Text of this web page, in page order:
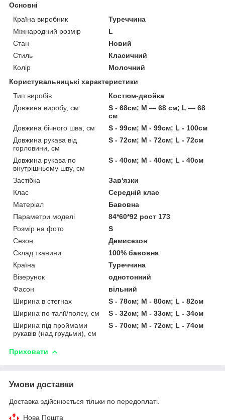
Основні
Країна виробник
Туреччина
Міжнародний розмір
L
Стан
Новий
Стиль
Класичний
Колір
Молочний
Користувальницькі характеристики
Тип виробів
Костюм-двойка
Довжина виробу, см
S - 68см; M — 68 см; L — 68
см
Довжина бічного шва, см
S - 99см; M - 99см; L - 100см
Довжина рукава від
горловини, см
S - 72см; M - 72см; L - 72см
Довжина рукава по
внутрішньому шву, см
S - 40см; M - 40см; L - 40см
Застібка
Зав'язки
Клас
Середній клас
Матеріал
Бавовна
Параметри моделі
84*60*92 рост 173
Розмір на фото
S
Сезон
Демисезон
Склад тканини
100% бавовна
Країна
Туреччина
Візерунок
однотонний
Фасон
вільний
Ширина в стегнах
S - 78см; M - 80см; L - 82см
Ширина по талії/поясу, см
S - 32см; M - 33см; L - 34см
Ширина під проймами
рукавів (над грудьми), см
S - 70см; M - 72см; L - 74см
Приховати
Умови доставки
Доставка здійснюється тільки по передоплаті.
Нова Пошта